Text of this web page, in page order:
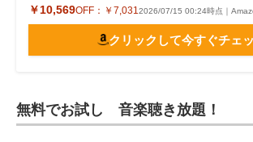
￥10,569OFF： ￥7,0312026/07/15 00:24時点｜
クリックして今すぐチェ
無料でお試し 音楽聴き放題！